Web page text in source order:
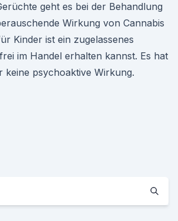
geht es bei der Behandlung
Wirkung von Cannabis
Kinder ist ein zugelassenes
im Handel erhalten kannst. Es hat
keine psychoaktive Wirkung.